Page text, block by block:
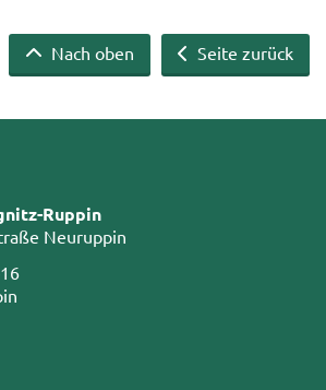
Seite zurück
Nach oben
Ruppin
Neuruppin